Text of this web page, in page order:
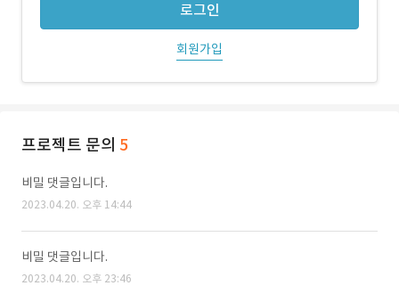
로그인
회원가입
프로젝트 문의 5
비밀 댓글입니다.
2023.04.20. 오후 14:44
비밀 댓글입니다.
2023.04.20. 오후 23:46